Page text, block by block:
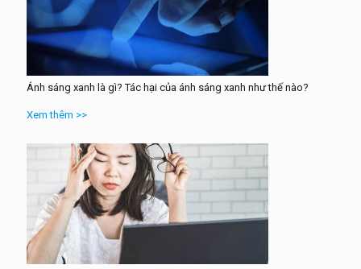
Ánh sáng xanh là gì? Tác hại của ánh sáng xanh như thế nào?
Xem thêm >>